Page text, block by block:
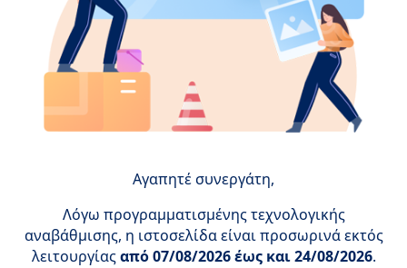
Αγαπητέ συνεργάτη,
Λόγω προγραμματισμένης τεχνολογικής
αναβάθμισης, η ιστοσελίδα είναι προσωρινά εκτός
λειτουργίαςαπό 07/08/2026 έως και 24/08/2026.